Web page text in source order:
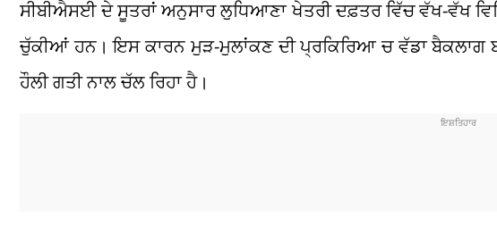
ਸੀਬੀਐਸਈ ਦੇ ਸੂਤਰਾਂ ਅਨੁਸਾਰ ਲੁਧਿਆਣਾ ਖੇਤਰੀ ਦਫ਼ਤਰ ਵਿੱਚ ਵੱਖ-ਵੱਖ
ਚੁੱਕੀਆਂ ਹਨ। ਇਸ ਕਾਰਨ ਮੁੜ-ਮੁਲਾਂਕਣ ਦੀ ਪ੍ਰਕਿਰਿਆ ਚ ਵੱਡਾ
ਹੌਲੀ ਗਤੀ ਨਾਲ ਚੱਲ ਰਿਹਾ ਹੈ।